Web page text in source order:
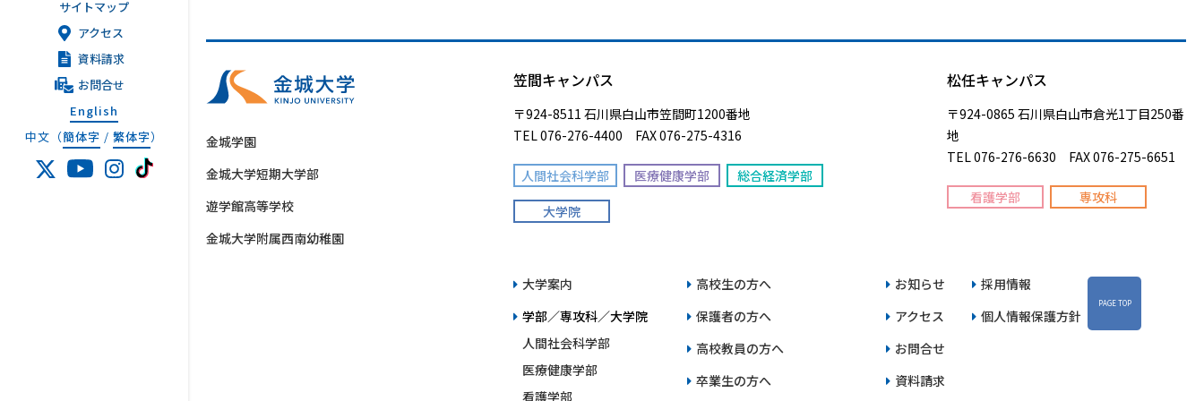
サイトマップ
アクセス
資料請求
お問合せ
English
中文（簡体字 / 繁体字）
PAGE TOP
金城学園
金城大学短期大学部
遊学館高等学校
金城大学附属西南幼稚園
笠間キャンパス
〒924-8511 石川県白山市笠間町1200番地
TEL 076-276-4400 FAX 076-275-4316
人間社会科学部 医療健康学部
総合経済学部
大学院
松任キャンパス
〒924-0865 石川県白山市倉光1丁目250番
地
TEL 076-276-6630 FAX 076-275-6651
看護学部 専攻科
大学案内
学部／専攻科／大学院
人間社会科学部
医療健康学部
看護学部
高校生の方へ
保護者の方へ
高校教員の方へ
卒業生の方へ
お知らせ
アクセス
お問合せ
資料請求
採用情報
個人情報保護方針